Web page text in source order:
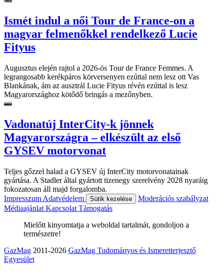
Ismét indul a női Tour de France-on a
magyar felmenőkkel rendelkező Lucie
Fityus
Augusztus elején rajtol a 2026-ös Tour de France Femmes. A
legrangosabb kerékpáros körversenyen ezúttal nem lesz ott Vas
Blankának, ám az ausztrál Lucie Fityus révén ezúttal is lesz
Magyarországhoz kötődő bringás a mezőnyben.
Vadonatúj InterCity-k jönnek
Magyarországra – elkészült az első
GYSEV motorvonat
Teljes gőzzel halad a GYSEV új InterCity motorvonatainak
gyártása. A Stadler által gyártott tizenegy szerelvény 2028 nyaráig
fokozatosan áll majd forgalomba.
Impresszum Adatvédelem Sütik kezelése
Moderációs szabályzat
Médiaajánlat Kapcsolat Támogatás
Mielőtt kinyomtatja a weboldal tartalmát, gondoljon a
természetre!
GazMag 2011-2026 GazMag Tudományos és Ismeretterjesztő
Egyesület